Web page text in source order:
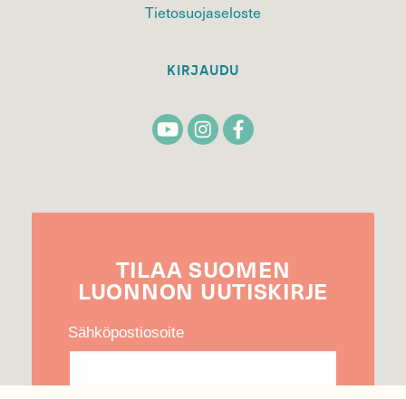
Tietosuojaseloste
KIRJAUDU
TILAA SUOMEN
LUONNON UUTIS­KIRJE
Sähköpostiosoite